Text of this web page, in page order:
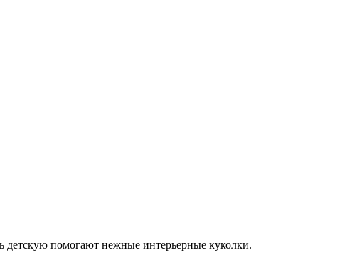
детскую помогают нежные интерьерные куколки.